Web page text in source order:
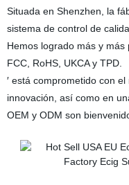
Situada en Shenzhen, la
sistema de control de
Hemos logrado más y
FCC, RoHS, UKCA y TPD.
′ está comprometido con
innovación, así como en
OEM y ODM son